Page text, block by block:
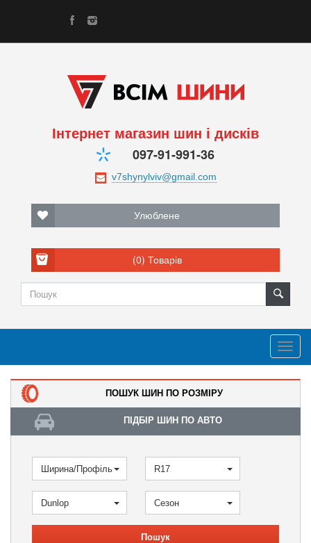
Інтернет магазин шин і дисків
097-91-991-36
Улюблене
(0) Товарів
ПОШУК ШИН ПО РОЗМІРУ
ПІДБІР ШИН ПО АВТО
Ширина/Профіль R17
Dunlop Сезон
Пошук